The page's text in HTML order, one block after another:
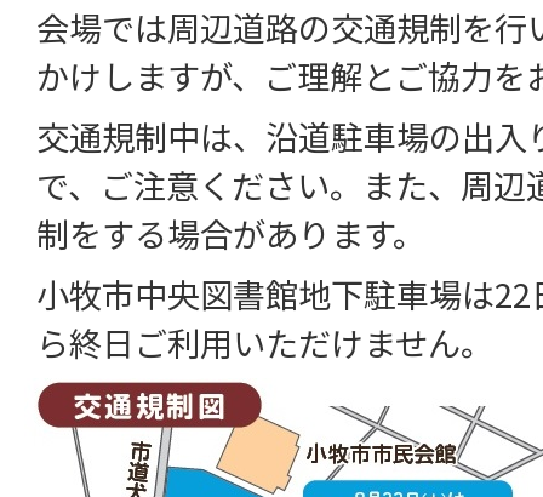
会場では周辺道路の交通規制を行
かけしますが、ご理解とご協力を
交通規制中は、沿道駐車場の出入
で、ご注意ください。また、周
制をする場合があります。
小牧市中央図書館地下駐車場は
ら終日ご利用いただけません。